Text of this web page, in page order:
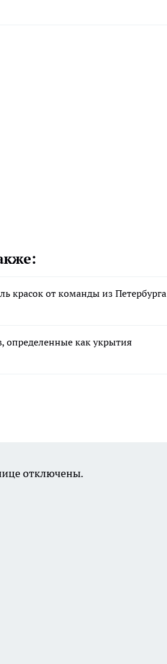
красок от команды из Петербурга
определенные как укрытия
отключены.